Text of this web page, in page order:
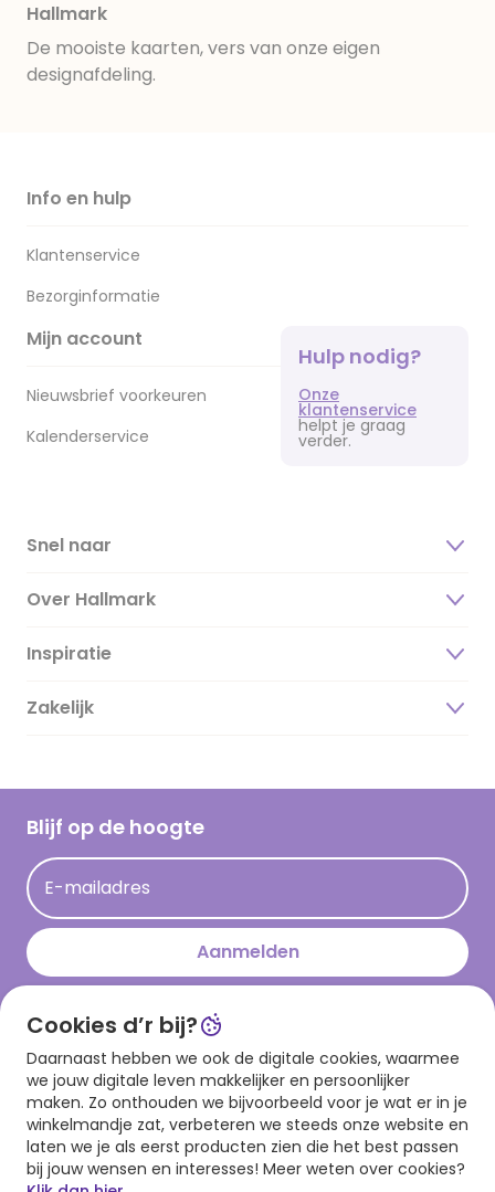
Hallmark
De mooiste kaarten, vers van onze eigen
designafdeling.
Info en hulp
Klantenservice
Bezorginformatie
Mijn account
Nieuwsbrief voorkeuren
Kalenderservice
Hulp nodig?
Onze
klantenservice
helpt je graag
verder.
Snel naar
Over Hallmark
Over ons
Duurzaamheid
Hallmark Kaartclub
Acties
Persberichten
Inspiratie
Magazine
Cadeau inspiratie
Op kamp gedichten en versjes
Leuke en grappige op kamp teksten
kamppost inspiratie
Zakelijk
Blijf op de hoogte
E-mailadres
Aanmelden
Download onze app
Cookies d’r bij?
Daarnaast hebben we ook de digitale cookies, waarmee
we jouw digitale leven makkelijker en persoonlijker
maken. Zo onthouden we bijvoorbeeld voor je wat er in je
winkelmandje zat, verbeteren we steeds onze website en
laten we je als eerst producten zien die het best passen
bij jouw wensen en interesses! Meer weten over cookies?